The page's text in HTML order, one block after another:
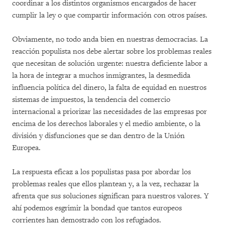
coordinar a los distintos organismos encargados de hacer
cumplir la ley o que compartir información con otros países.
Obviamente, no todo anda bien en nuestras democracias. La
reacción populista nos debe alertar sobre los problemas reales
que necesitan de solución urgente: nuestra deficiente labor a
la hora de integrar a muchos inmigrantes, la desmedida
influencia política del dinero, la falta de equidad en nuestros
sistemas de impuestos, la tendencia del comercio
internacional a priorizar las necesidades de las empresas por
encima de los derechos laborales y el medio ambiente, o la
división y disfunciones que se dan dentro de la Unión
Europea.
La respuesta eficaz a los populistas pasa por abordar los
problemas reales que ellos plantean y, a la vez, rechazar la
afrenta que sus soluciones significan para nuestros valores. Y
ahí podemos esgrimir la bondad que tantos europeos
corrientes han demostrado con los refugiados.